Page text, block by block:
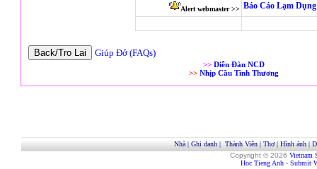
Alert webmaster >> Báo Cáo Lạm
Giúp Đở (FAQs)
>> Diễn Đàn NCD
>> Nhịp Cầu Tình Thương
Nhà| Ghi danh| Thành Viên| Thơ| Hình ảnh|
Copyright © 2026 Vietnam
Hoc Tieng Anh - Submit